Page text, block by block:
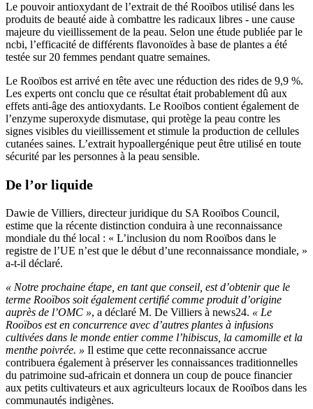
Le pouvoir antioxydant de l’extrait de thé Rooïbos utilisé dans les
produits de beauté aide à combattre les radicaux libres - une cause
majeure du vieillissement de la peau. Selon une étude publiée par le
ncbi, l’efficacité de différents flavonoïdes à base de plantes a été
testée sur 20 femmes pendant quatre semaines.
Le Rooïbos est arrivé en tête avec une réduction des rides de 9,9 %.
Les experts ont conclu que ce résultat était probablement dû aux
effets anti-âge des antioxydants. Le Rooïbos contient également de
l’enzyme superoxyde dismutase, qui protège la peau contre les
signes visibles du vieillissement et stimule la production de cellules
cutanées saines. L’extrait hypoallergénique peut être utilisé en toute
sécurité par les personnes à la peau sensible.
De l’or liquide
Dawie de Villiers, directeur juridique du SA Rooïbos Council,
estime que la récente distinction conduira à une reconnaissance
mondiale du thé local : « L’inclusion du nom Rooïbos dans le
registre de l’UE n’est que le début d’une reconnaissance mondiale, »
a-t-il déclaré.
« Notre prochaine étape, en tant que conseil, est d’obtenir que le
terme Rooïbos soit également certifié comme produit d’origine
auprès de l’OMC », a déclaré M. De Villiers à news24. « Le
Rooïbos est en concurrence avec d’autres plantes à infusions
cultivées dans le monde entier comme l’hibiscus, la camomille et la
menthe poivrée. » Il estime que cette reconnaissance accrue
contribuera également à préserver les connaissances traditionnelles
du patrimoine sud-africain et donnera un coup de pouce financier
aux petits cultivateurs et aux agriculteurs locaux de Rooïbos dans les
communautés indigènes.